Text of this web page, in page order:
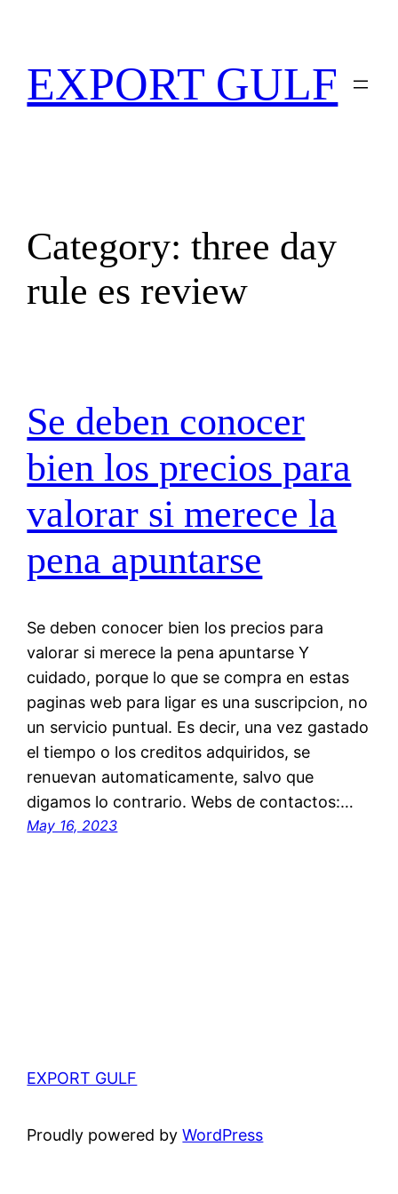
EXPORT GULF
Category:three day
rule es review
Se deben conocer
bien los precios para
valorar si merece la
pena apuntarse
Se deben conocer bien los precios para
valorar si merece la pena apuntarse Y
cuidado, porque lo que se compra en estas
paginas web para ligar es una suscripcion, no
un servicio puntual. Es decir, una vez gastado
el tiempo o los creditos adquiridos, se
renuevan automaticamente, salvo que
digamos lo contrario. Webs de contactos:…
May 16, 2023
EXPORT GULF
Proudly powered byWordPress